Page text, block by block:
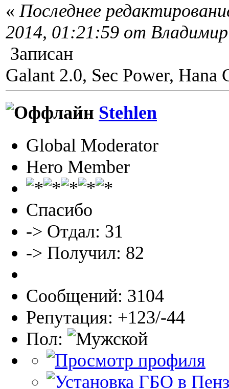
«Последнее
2014, 01:21:59 от Владимир
Записан
Galant 2.0, Sec Power, Hana
Stehlen
Global Moderator
Hero Member
Спасибо
-> Отдал: 31
-> Получил: 82
Сообщений: 3104
Репутация: +123/-44
Пол: